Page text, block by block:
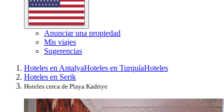
Anunciar una propiedad
Mis viajes
Sugerencias
Hoteles en AntalyaHoteles en TurquíaHoteles
Hoteles en Serik
Hoteles cerca de Playa Kadriye